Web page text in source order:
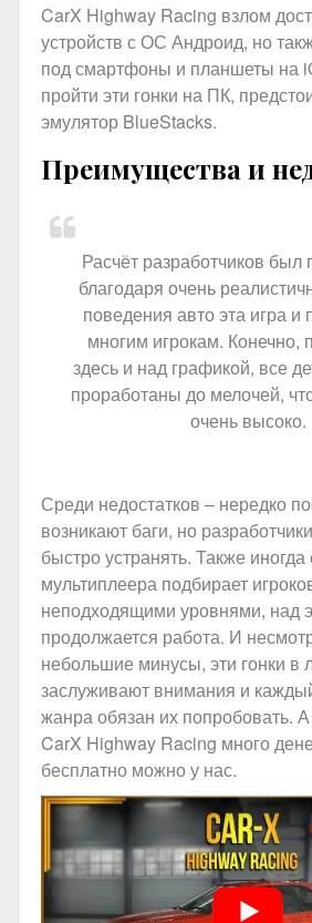
CarX Highway Racing взлом
устройств с ОС Андроид, но
под смартфоны и планшеты на
пройти эти гонки на ПК,
эмулятор BlueStacks.
Преимущества и
Расчёт разработчиков
благодаря очень
поведения авто эта игра и
многим игрокам. Конечно,
здесь и над графикой, все
проработаны до мелочей,
очень высоко.
Среди недостатков – нередко
возникают баги, но
быстро устранять. Также иногда
мультиплеера подбирает
неподходящими уровнями, над
продолжается работа. И
небольшие минусы, эти гонки в
заслуживают внимания и
жанра обязан их попробовать.
CarX Highway Racing много
бесплатно можно у нас.